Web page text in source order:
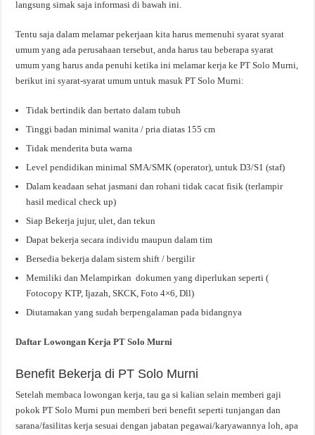
langsung simak saja informasi di bawah ini.
Tentu saja dalam melamar pekerjaan kita harus memenuhi syarat syarat
umum yang ada perusahaan tersebut, anda harus tau beberapa syarat
umum yang harus anda penuhi ketika ini melamar kerja ke PT Solo Murni,
berikut ini syarat-syarat umum untuk masuk PT Solo Murni:
Tidak bertindik dan bertato dalam tubuh
Tinggi badan minimal wanita / pria diatas 155 cm
Tidak menderita buta warna
Level pendidikan minimal SMA/SMK (operator), untuk D3/S1 (staf)
Dalam keadaan sehat jasmani dan rohani tidak cacat fisik (terlampir
hasil medical check up)
Siap Bekerja jujur, ulet, dan tekun
Dapat bekerja secara individu maupun dalam tim
Bersedia bekerja dalam sistem shift / bergilir
Memiliki dan Melampirkan dokumen yang diperlukan seperti (
Fotocopy KTP, Ijazah, SKCK, Foto 4×6, Dll)
Diutamakan yang sudah berpengalaman pada bidangnya
Daftar Lowongan Kerja PT Solo Murni
Benefit Bekerja di PT Solo Murni
Setelah membaca lowongan kerja, tau ga si kalian selain memberi gaji
pokok PT Solo Murni pun memberi beri benefit seperti tunjangan dan
sarana/fasilitas kerja sesuai dengan jabatan pegawai/karyawannya loh, apa